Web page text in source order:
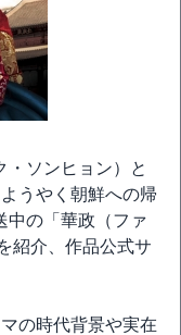
・ソンヒョン）と
うやく朝鮮への帰
中の「華政（ファ
紹介、作品公式サ
の時代背景や実在